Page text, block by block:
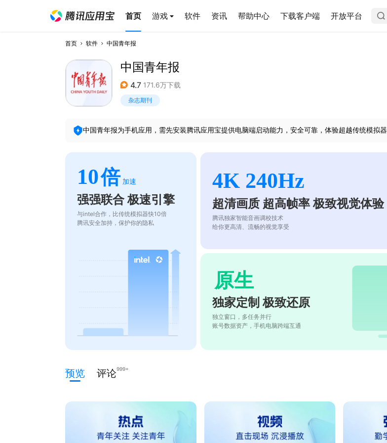
首页 游戏 软件 资讯 帮助中心 下载客户端 开放平台
首页 软件 中国青年报
中国青年报
4.7 171.6万下载
杂志期刊
中国青年报为手机应用，需先安装腾讯应用宝提供电脑端启动能力，安全可靠，体验超越传统模拟器
10倍 加速
强强联合 极速引擎
与intel合作，比传统模拟器快10倍
腾讯安全加持，保护你的隐私
4K 240Hz
超清画质 超高帧率 极致视觉体验
腾讯独家智能音画调校技术
给你更高清、流畅的视觉享受
原生
独家定制 极致还原
独立窗口，多任务并行
账号数据资产，手机电脑跨端互通
预览 评论999+